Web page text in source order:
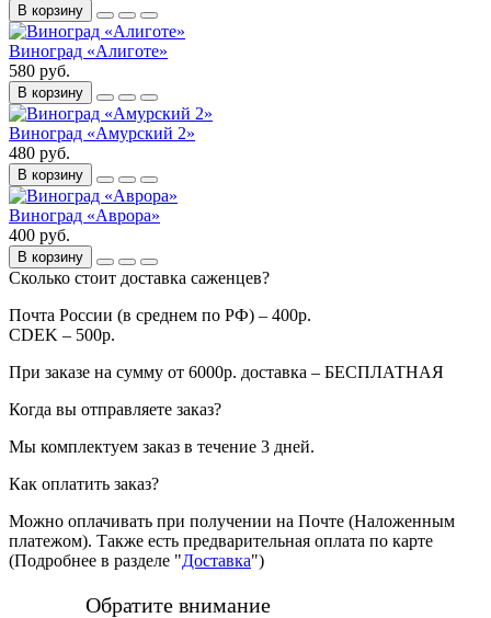
В корзину
Виноград «Алиготе»
580 руб.
В корзину
Виноград «Амурский 2»
480 руб.
В корзину
Виноград «Аврора»
400 руб.
В корзину
Сколько стоит доставка саженцев?
Почта России (в среднем по РФ) – 400р.
CDEK – 500р.
При заказе на сумму от 6000р. доставка – БЕСПЛАТНАЯ
Когда вы отправляете заказ?
Мы комплектуем заказ в течение 3 дней.
Как оплатить заказ?
Можно оплачивать при получении на Почте (Наложенным
платежом). Также есть предварительная оплата по карте
(Подробнее в разделе "Доставка")
Обратите внимание